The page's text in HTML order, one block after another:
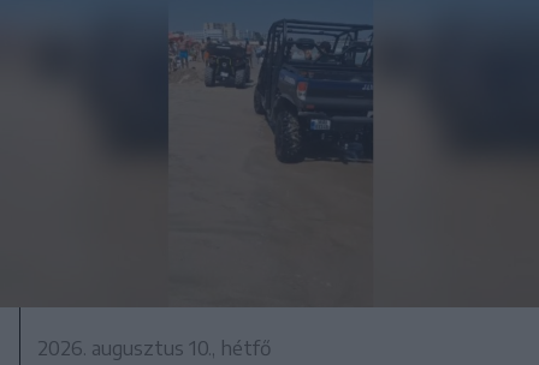
2026. augusztus 10., hétfő